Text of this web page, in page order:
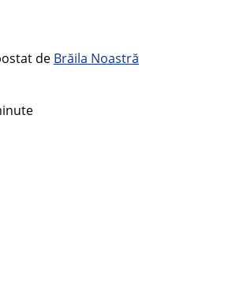
de Brăila Noastră